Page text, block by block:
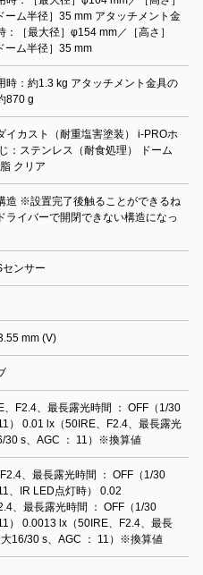
ーム半径］35 mm アタッチメント金
：［最大径］φ154 mm／［高さ］
ーム半径］35 mm
時：約1.3 kg アタッチメント金具の
870 g
イカスト（耐重塩害塗装） i-PROホ
：ステンレス（耐食処理） ドーム
クリア
造 ※設置完了後触ることができるね
ライバーで開閉できない構造になっ
ンサー
mm (V)
F2.4、最長露光時間 ： OFF（1/30
） 0.01 lx（50IRE、F2.4、最長露光
30 s、AGC ： 11）※換算値
、最長露光時間 ： OFF（1/30
、IR LED点灯時） 0.02
、最長露光時間 ： OFF（1/30
） 0.0013 lx（50IRE、F2.4、最長
16/30 s、AGC ： 11）※換算値